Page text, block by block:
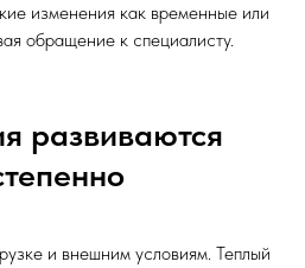
изменения как временные или
обращение к специалисту.
развиваются
и внешним условиям. Теплый